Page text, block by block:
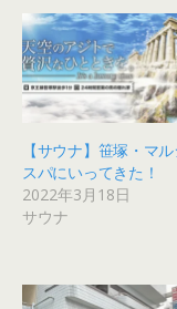
【サウナ】笹塚・マ
スパにいってきた！
2022年3月18日
サウナ